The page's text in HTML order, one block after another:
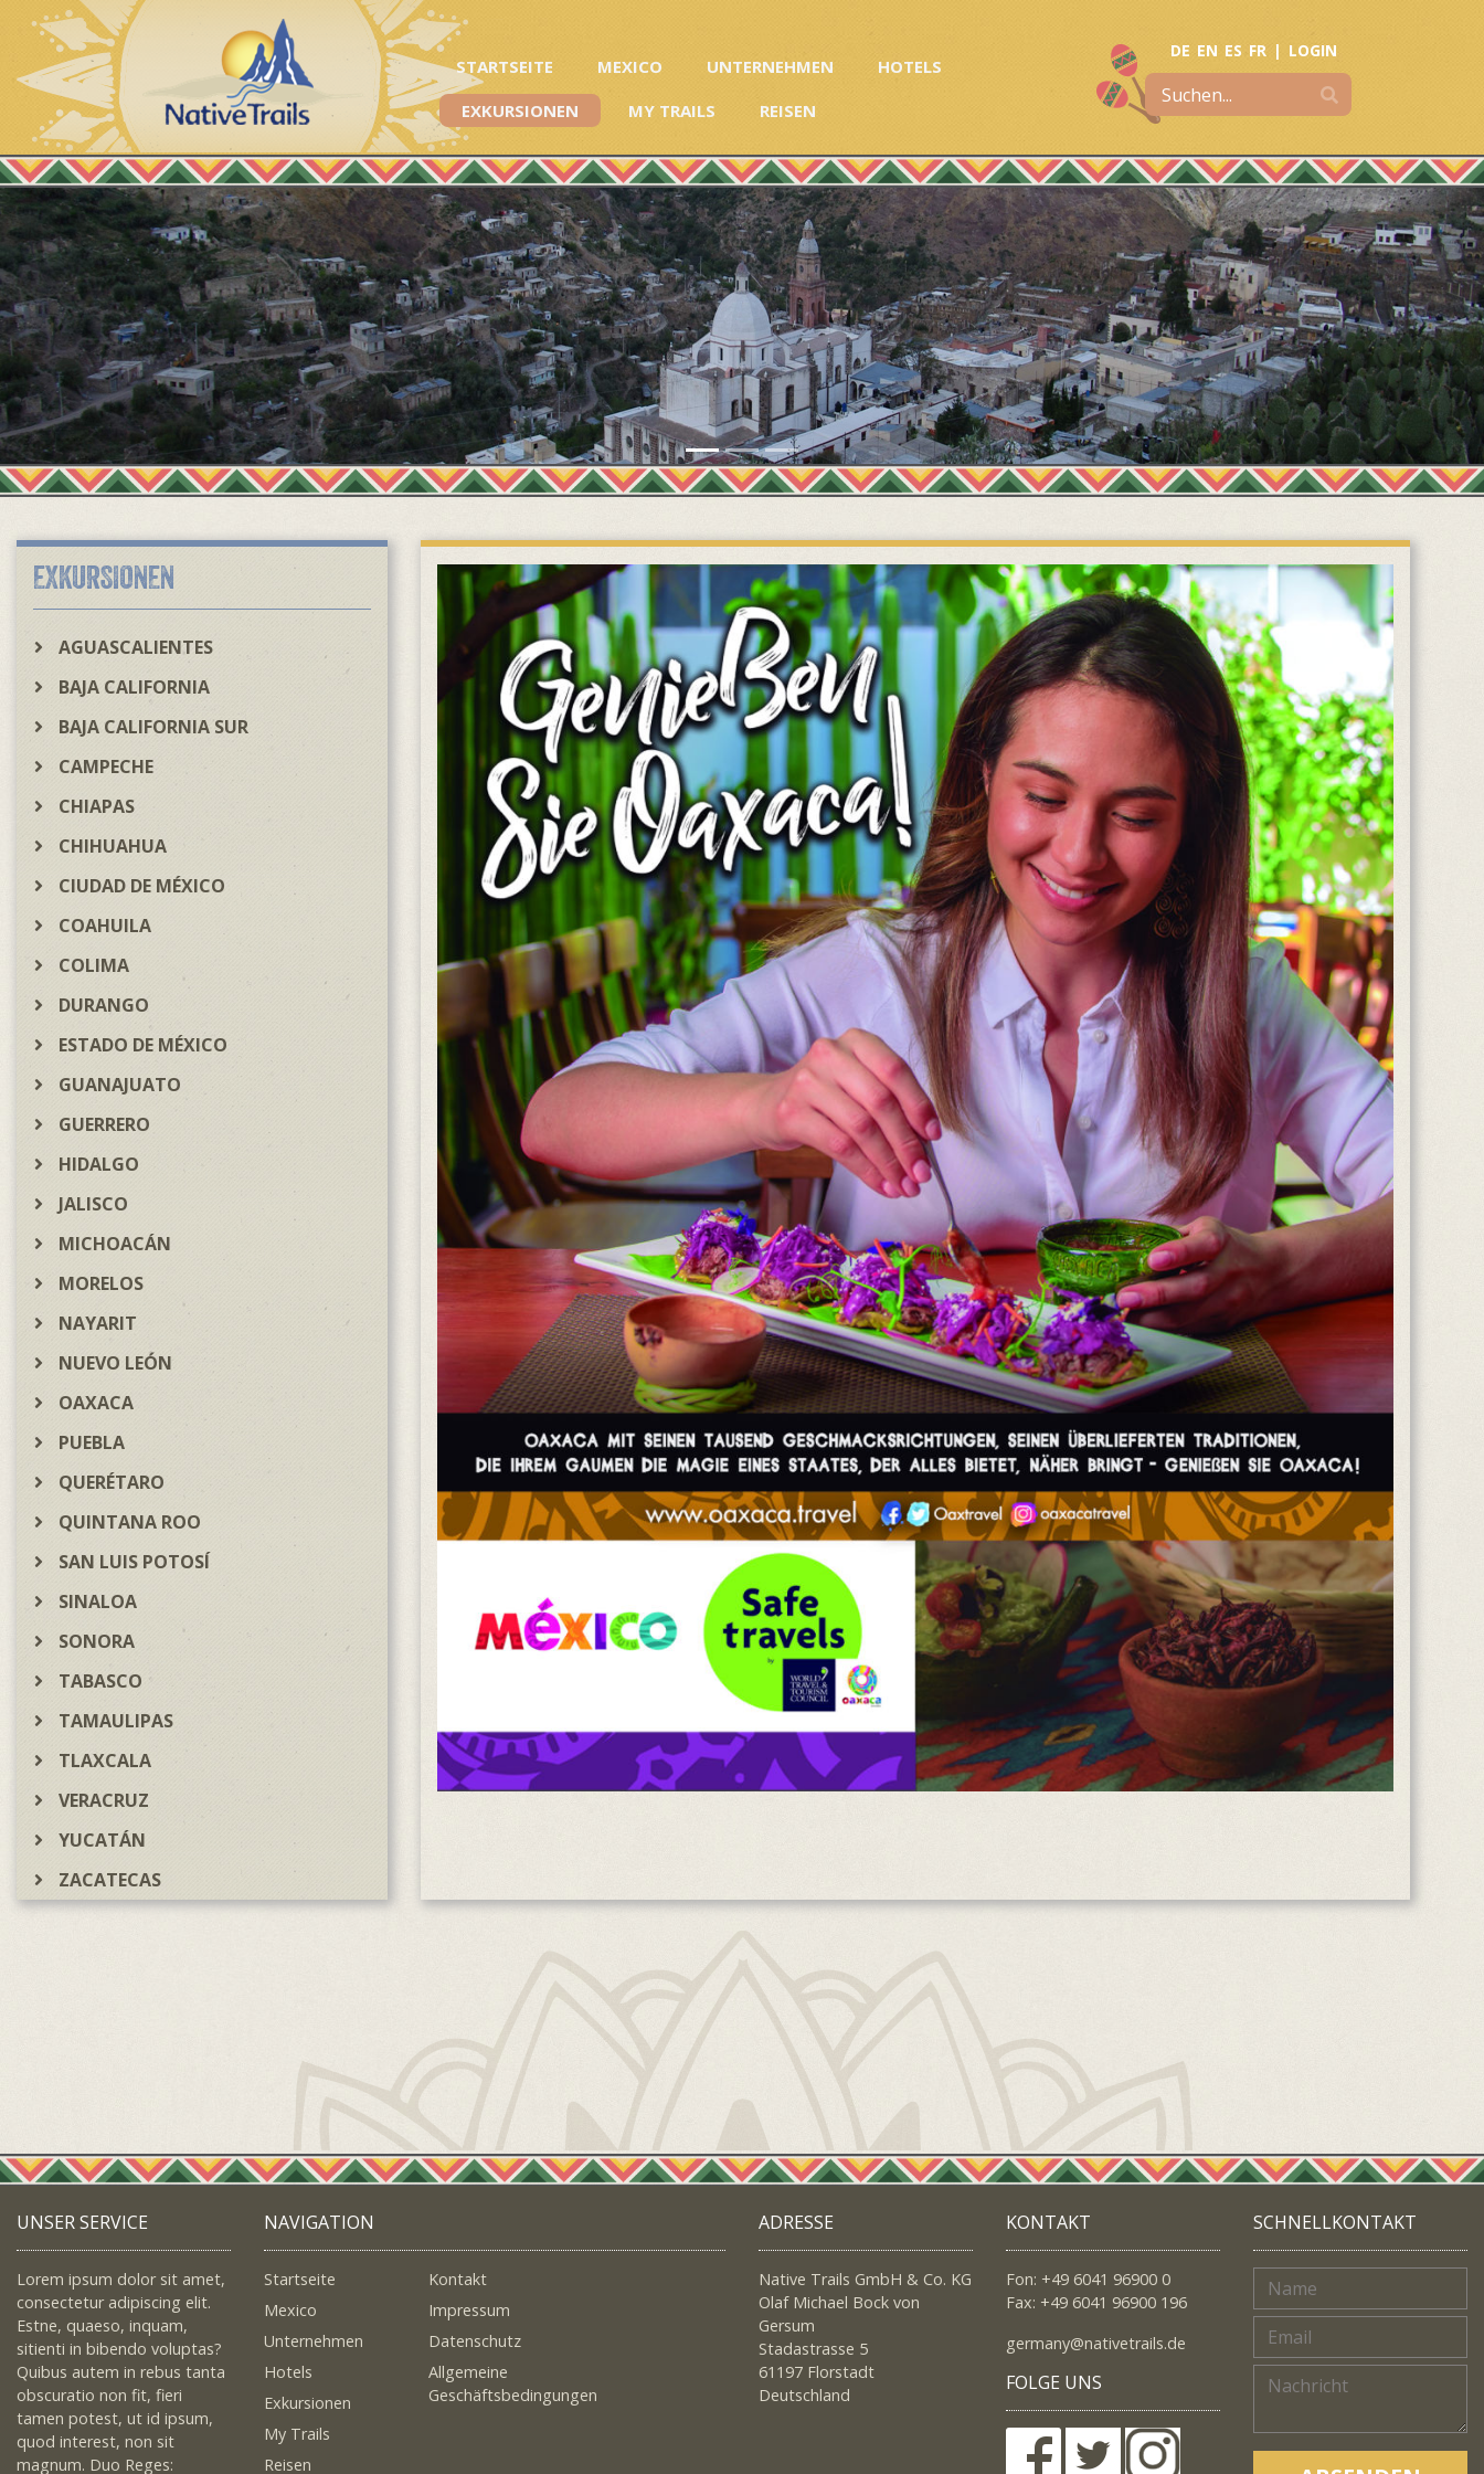
STARTSEITE MEXICO UNTERNEHMEN
HOTELS
EXKURSIONEN
MY TRAILS REISEN
DE EN ES FR | LOGIN
EXKURSIONEN
AGUASCALIENTES
BAJA CALIFORNIA
BAJA CALIFORNIA SUR
CAMPECHE
CHIAPAS
CHIHUAHUA
CIUDAD DE MÉXICO
COAHUILA
COLIMA
DURANGO
ESTADO DE MÉXICO
GUANAJUATO
GUERRERO
HIDALGO
JALISCO
MICHOACÁN
MORELOS
NAYARIT
NUEVO LEÓN
OAXACA
PUEBLA
QUERÉTARO
QUINTANA ROO
SAN LUIS POTOSÍ
SINALOA
SONORA
TABASCO
TAMAULIPAS
TLAXCALA
VERACRUZ
YUCATÁN
ZACATECAS
UNSER SERVICE
Lorem ipsum dolor sit amet,
consectetur adipiscing elit.
Estne, quaeso, inquam,
sitienti in bibendo voluptas?
Quibus autem in rebus tanta
obscuratio non fit, fieri
tamen potest, ut id ipsum,
quod interest, non sit
magnum. Duo Reges:
NAVIGATION
Startseite
Mexico
Unternehmen
Hotels
Exkursionen
My Trails
Reisen
Kontakt
Impressum
Datenschutz
Allgemeine
Geschäftsbedingungen
ADRESSE
Native Trails GmbH & Co. KG
Olaf Michael Bock von
Gersum
Stadastrasse 5
61197 Florstadt
Deutschland
KONTAKT
Fon: +49 6041 96900 0
Fax: +49 6041 96900 196
germany@nativetrails.de
FOLGE UNS
SCHNELLKONTAKT